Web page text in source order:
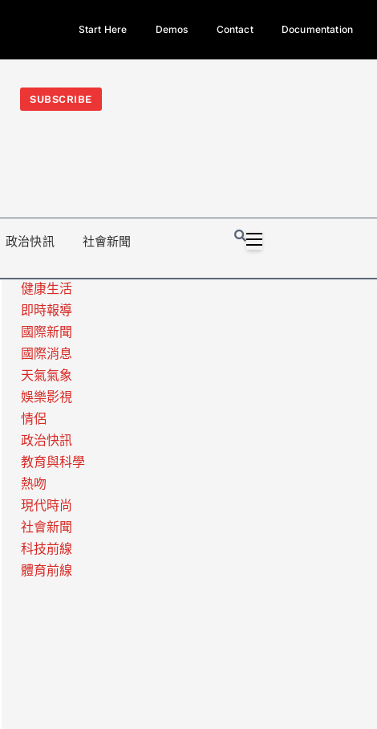
今日熱門新聞TOP3｜西拉雅族正式成第17個原住民族、立院電競
光電場回
Start Here Demos Contact Documentation
SUBSCRIBE
政治快訊 社會新聞
健康生活
即時報導
國際新聞
國際消息
天氣氣象
娛樂影視
情侶
政治快訊
教育與科學
熱吻
現代時尚
社會新聞
科技前線
體育前線